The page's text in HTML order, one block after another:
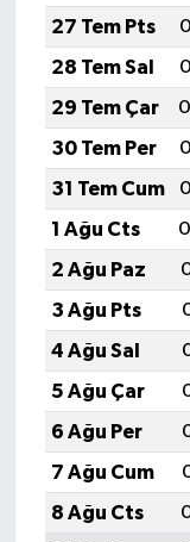
27 Tem Pts
28 Tem Sal
29 Tem Çar
30 Tem Per
31 Tem Cum
1 Ağu Cts
2 Ağu Paz
3 Ağu Pts
4 Ağu Sal
5 Ağu Çar
6 Ağu Per
7 Ağu Cum
8 Ağu Cts